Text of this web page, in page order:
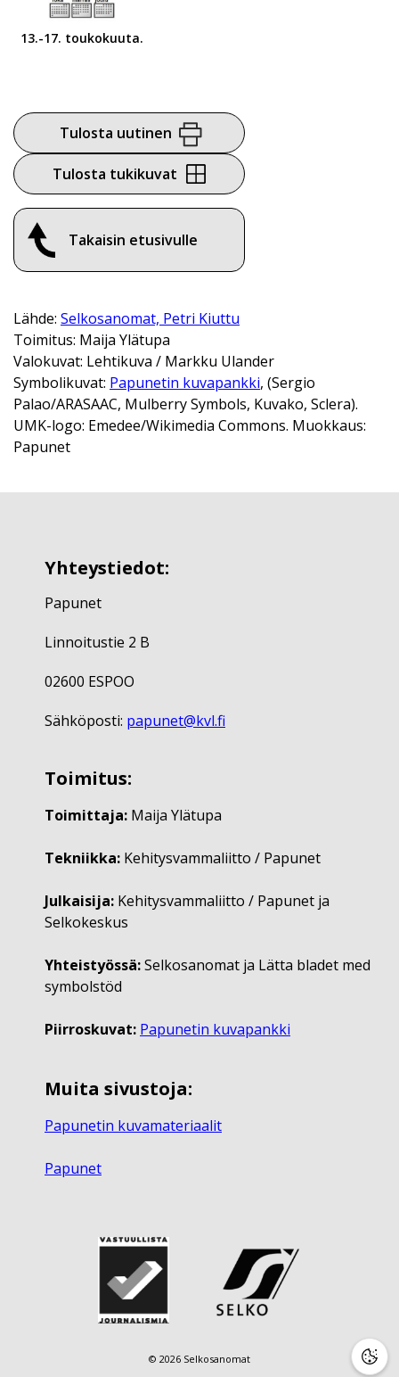
13.-17. toukokuuta.
Tulosta uutinen
Tulosta tukikuvat
Takaisin etusivulle
Lähde: Selkosanomat, Petri Kiuttu
Toimitus: Maija Ylätupa
Valokuvat: Lehtikuva / Markku Ulander
Symbolikuvat: Papunetin kuvapankki, (Sergio
Palao/ARASAAC, Mulberry Symbols, Kuvako, Sclera).
UMK-logo: Emedee/Wikimedia Commons. Muokkaus:
Papunet
Yhteystiedot:
Papunet
Linnoitustie 2 B
02600 ESPOO
Sähköposti: papunet@kvl.fi
Toimitus:
Toimittaja: Maija Ylätupa
Tekniikka: Kehitysvammaliitto / Papunet
Julkaisija: Kehitysvammaliitto / Papunet ja
Selkokeskus
Yhteistyössä:Selkosanomat ja Lätta bladet med
symbolstöd
Piirroskuvat: Papunetin kuvapankki
Muita sivustoja:
Papunetin kuvamateriaalit
Papunet
© 2026 Selkosanomat